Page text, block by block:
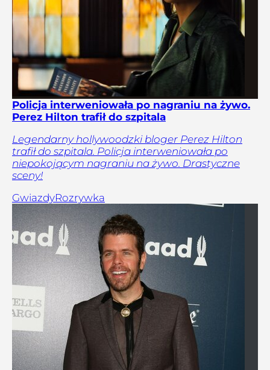
Policja interweniowała po nagraniu na żywo.
Perez Hilton trafił do szpitala
Legendarny hollywoodzki bloger Perez Hilton
trafił do szpitala. Policja interweniowała po
niepokojącym nagraniu na żywo. Drastyczne
sceny!
GwiazdyRozrywka